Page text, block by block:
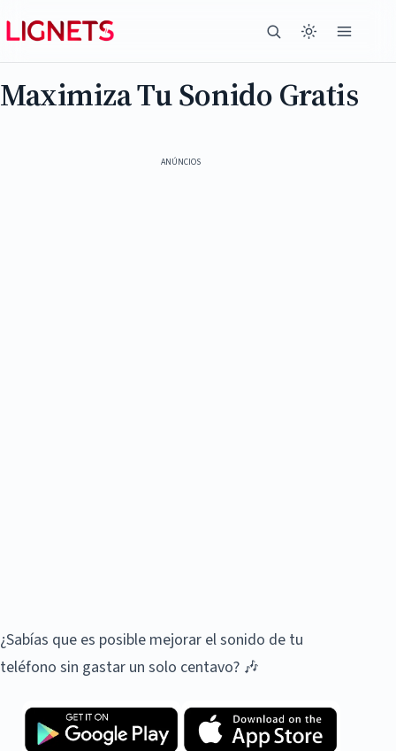
Maximiza Tu Sonido Gratis
ANÚNCIOS
¿Sabías que es posible mejorar el sonido de tu
teléfono sin gastar un solo centavo? 🎶